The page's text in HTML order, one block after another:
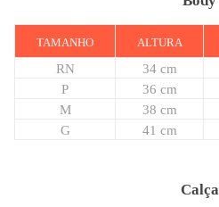
TAMANHO ALTURA
RN 34 cm
P
36 cm
M
38 cm
G
41 cm
Calça